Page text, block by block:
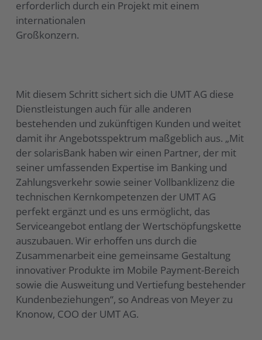
erforderlich durch ein Projekt mit einem
internationalen
Großkonzern.
Mit diesem Schritt sichert sich die UMT AG diese
Dienstleistungen auch für alle anderen
bestehenden und zukünftigen Kunden und weitet
damit ihr Angebotsspektrum maßgeblich aus. „Mit
der solarisBank haben wir einen Partner, der mit
seiner umfassenden Expertise im Banking und
Zahlungsverkehr sowie seiner Vollbanklizenz die
technischen Kernkompetenzen der UMT AG
perfekt ergänzt und es uns ermöglicht, das
Serviceangebot entlang der Wertschöpfungskette
auszubauen. Wir erhoffen uns durch die
Zusammenarbeit eine gemeinsame Gestaltung
innovativer Produkte im Mobile Payment-Bereich
sowie die Ausweitung und Vertiefung bestehender
Kundenbeziehungen“, so Andreas von Meyer zu
Knonow, COO der UMT AG.